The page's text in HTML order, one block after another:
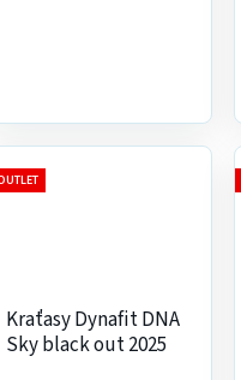
Kraťasy Dynafit DNA
Sky black out 2025